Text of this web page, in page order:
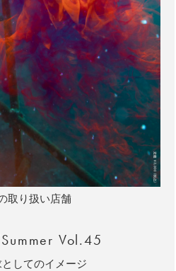
取り扱い店舗
Vol.45
してのイメージ